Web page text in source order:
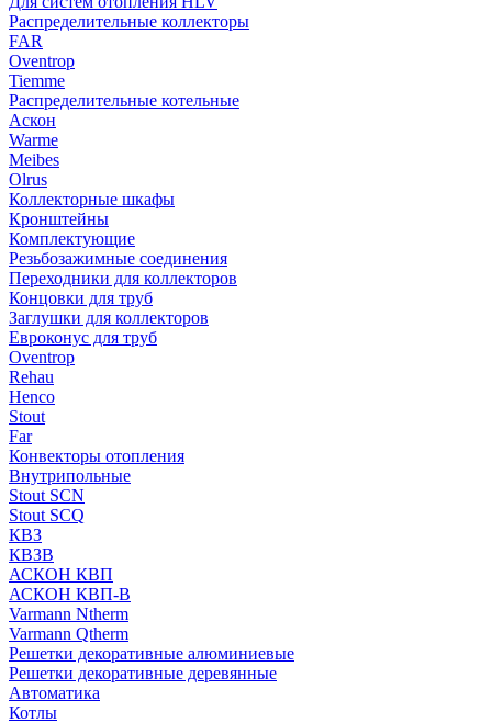
Распределительные коллекторы
FAR
Oventrop
Tiemme
Распределительные котельные
Аскон
Warme
Meibes
Olrus
Коллекторные шкафы
Кронштейны
Комплектующие
Резьбозажимные соединения
Переходники для коллекторов
Концовки для труб
Заглушки для коллекторов
Евроконус для труб
Oventrop
Rehau
Henco
Stout
Far
Конвекторы отопления
Внутрипольные
Stout SCN
Stout SCQ
КВЗ
КВЗВ
АСКОН КВП
АСКОН КВП-В
Varmann Ntherm
Varmann Qtherm
Решетки декоративные алюминиевые
Решетки декоративные деревянные
Автоматика
Котлы